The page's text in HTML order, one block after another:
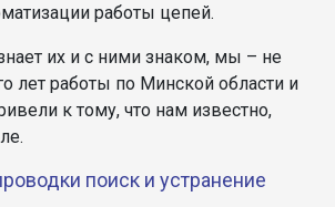
работы цепей.
их и с ними знаком, мы – не
лет работы по Минской области и
к тому, что нам известно,
поиск и устранение